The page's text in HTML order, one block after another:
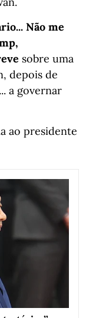
Não me
sobre uma
depois de
a governar
ao presidente